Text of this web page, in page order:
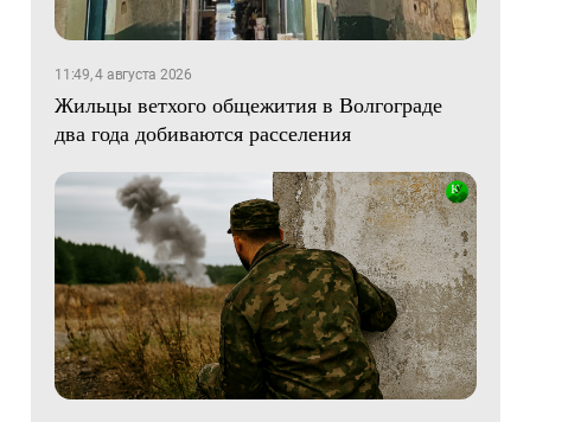
11:49, 4 августа 2026
Жильцы ветхого общежития в Волгограде
два года добиваются расселения